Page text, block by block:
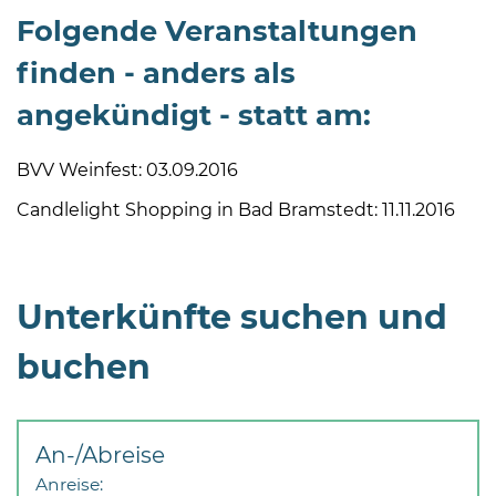
506-
zentrale@badbramstedt.de
Mo,
Fr
Folgende Veranstaltungen
finden - anders als
angekündigt - statt am:
BVV Weinfest: 03.09.2016
Candlelight Shopping in Bad Bramstedt: 11.11.2016
Unterkünfte suchen und
buchen
An-/Abreise
Anreise: